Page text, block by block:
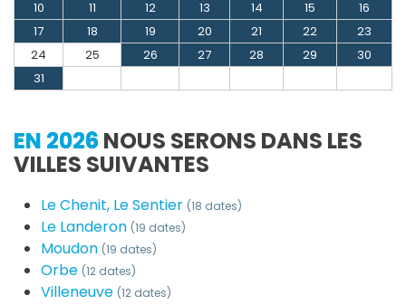
10
11 12 13 14 15
16
17
18 19 20 21 22
23
24
25 26 27 28 29
30
31
EN 2026 NOUS SERONS DANS LES
VILLES SUIVANTES
Le Chenit, Le Sentier (18 dates)
Le Landeron (19 dates)
Moudon (19 dates)
Orbe (12 dates)
Villeneuve (12 dates)